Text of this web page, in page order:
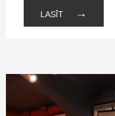
LASĪT →